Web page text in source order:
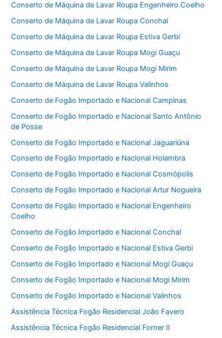
Conserto de Máquina de Lavar Roupa Engenheiro Coelho
Conserto de Máquina de Lavar Roupa Conchal
Conserto de Máquina de Lavar Roupa Estiva Gerbi
Conserto de Máquina de Lavar Roupa Mogi Guaçu
Conserto de Máquina de Lavar Roupa Mogi Mirim
Conserto de Máquina de Lavar Roupa Valinhos
Conserto de Fogão Importado e Nacional Campinas
Conserto de Fogão Importado e Nacional Santo Antônio
de Posse
Conserto de Fogão Importado e Nacional Jaguariúna
Conserto de Fogão Importado e Nacional Holambra
Conserto de Fogão Importado e Nacional Cosmópolis
Conserto de Fogão Importado e Nacional Artur Nogueira
Conserto de Fogão Importado e Nacional Engenheiro
Coelho
Conserto de Fogão Importado e Nacional Conchal
Conserto de Fogão Importado e Nacional Estiva Gerbi
Conserto de Fogão Importado e Nacional Mogi Guaçu
Conserto de Fogão Importado e Nacional Mogi Mirim
Conserto de Fogão Importado e Nacional Valinhos
Assistência Técnica Fogão Residencial João Favero
Assistência Técnica Fogão Residencial Forner II